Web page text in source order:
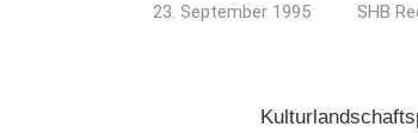
23. September 1995 SHB